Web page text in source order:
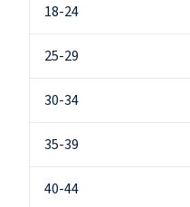
18-24
25-29
30-34
35-39
40-44